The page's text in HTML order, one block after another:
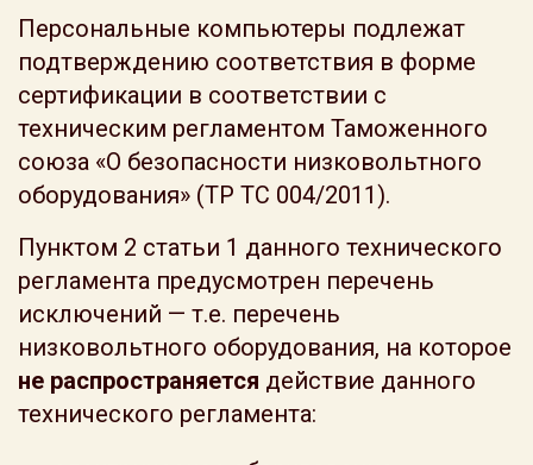
Персональные компьютеры подлежат
подтверждению соответствия в форме
сертификации в соответствии с
техническим регламентом Таможенного
союза «О безопасности низковольтного
оборудования» (ТР ТС 004/2011).
Пунктом 2 статьи 1 данного технического
регламента предусмотрен перечень
исключений — т.е. перечень
низковольтного оборудования, на которое
не распространяется действие данного
технического регламента: